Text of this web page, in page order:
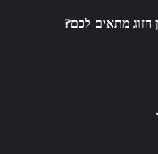
מתאים לכם?